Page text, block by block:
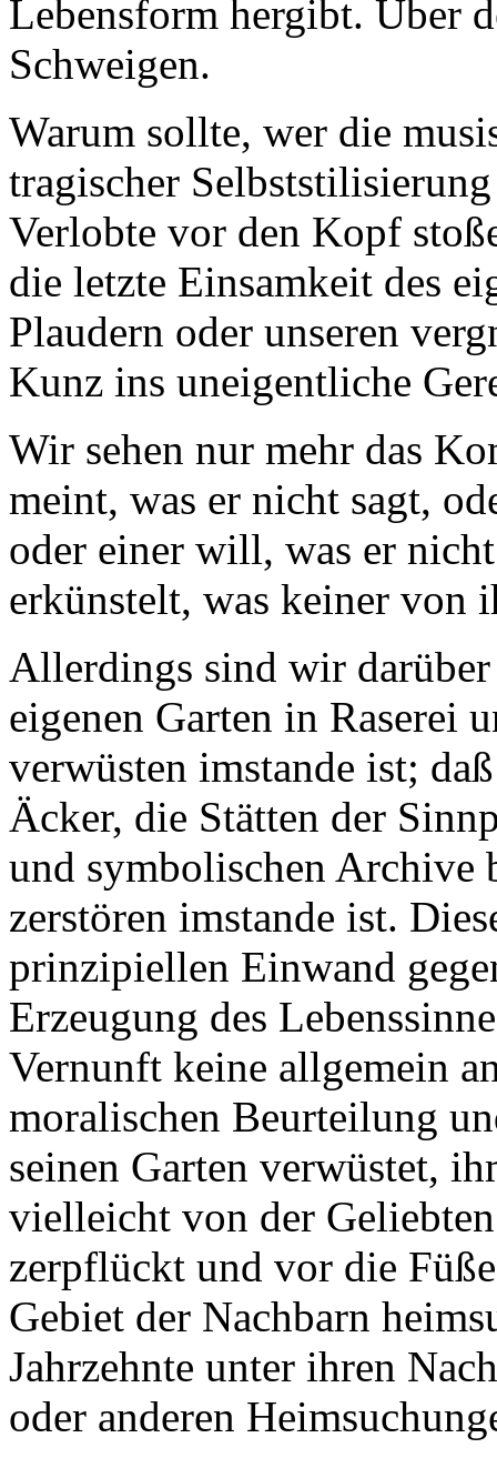
Lebensform hergibt. Über
Schweigen.
Warum sollte, wer die
tragischer
Verlobte vor den Kopf
die letzte Einsamkeit des
Plaudern oder unseren
Kunz ins uneigentliche
Wir sehen nur mehr das
meint, was er nicht sagt,
oder einer will, was er
erkünstelt, was keiner von
Allerdings sind wir
eigenen Garten in Raserei
verwüsten imstande ist;
Äcker, die Stätten der
und symbolischen Archive
zerstören imstande ist.
prinzipiellen Einwand
Erzeugung des
Vernunft keine allgemein
moralischen Beurteilung
seinen Garten verwüstet,
vielleicht von der
zerpflückt und vor die
Gebiet der Nachbarn
Jahrzehnte unter ihren
oder anderen